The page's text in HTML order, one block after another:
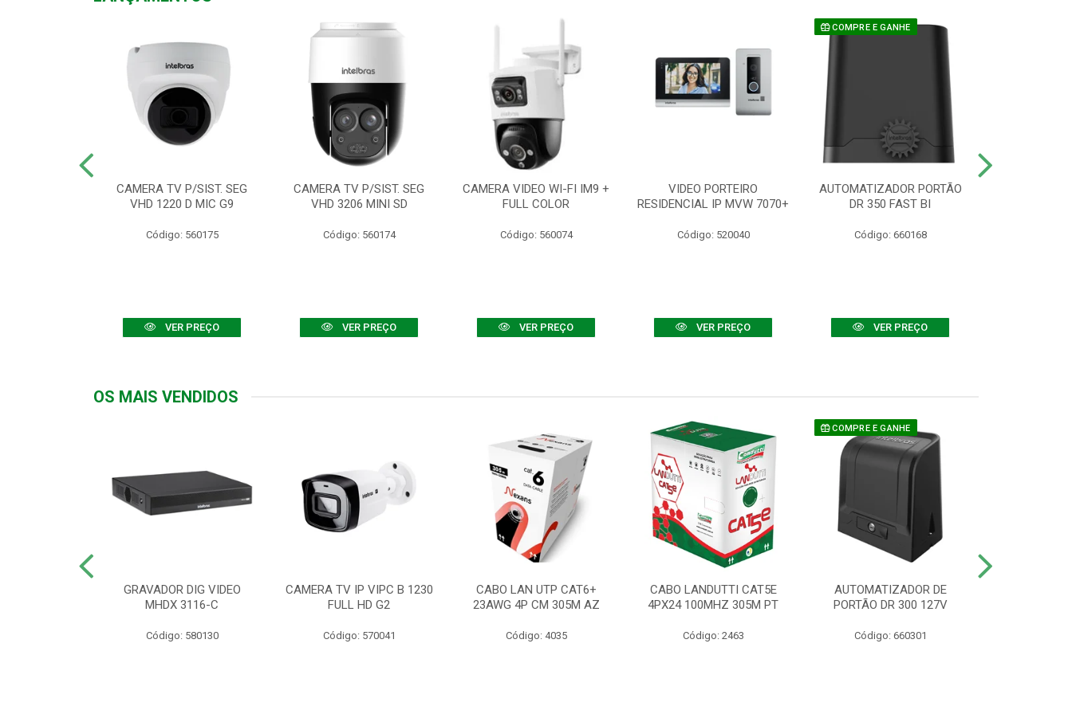
CAMERA TV P/SIST. SEG
VHD 1220 D MIC G9
Código: 560175
VER PREÇO
CAMERA TV P/SIST. SEG
VHD 3206 MINI SD
Código: 560174
VER PREÇO
CAMERA VIDEO WI-FI IM9 +
FULL COLOR
Código: 560074
VER PREÇO
VIDEO PORTEIRO
RESIDENCIAL IP MVW 7070+
Código: 520040
VER PREÇO
COMPRE E GANHE
AUTOMATIZADOR PORTÃO
DR 350 FAST BI
Código: 660168
VER PREÇO
OS MAIS VENDIDOS
GRAVADOR DIG VIDEO
MHDX 3116-C
Código: 580130
CAMERA TV IP VIPC B 1230
FULL HD G2
Código: 570041
CABO LAN UTP CAT6+
23AWG 4P CM 305M AZ
Código: 4035
CABO LANDUTTI CAT5E
4PX24 100MHZ 305M PT
Código: 2463
COMPRE E GANHE
AUTOMATIZADOR DE
PORTÃO DR 300 127V
Código: 660301